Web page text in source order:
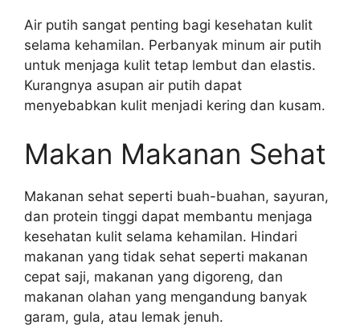
Air putih sangat penting bagi kesehatan kulit
selama kehamilan. Perbanyak minum air putih
untuk menjaga kulit tetap lembut dan elastis.
Kurangnya asupan air putih dapat
menyebabkan kulit menjadi kering dan kusam.
Makan Makanan Sehat
Makanan sehat seperti buah-buahan, sayuran,
dan protein tinggi dapat membantu menjaga
kesehatan kulit selama kehamilan. Hindari
makanan yang tidak sehat seperti makanan
cepat saji, makanan yang digoreng, dan
makanan olahan yang mengandung banyak
garam, gula, atau lemak jenuh.